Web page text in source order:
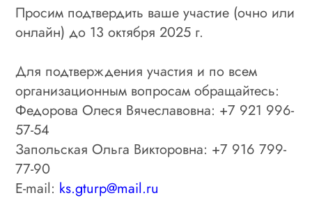
Просим подтвердить ваше участие (очно или
онлайн) до 13 октября 2025 г.
Для подтверждения участия и по всем
организационным вопросам обращайтесь:
Федорова Олеся Вячеславовна: +7 921 996-
57-54
Запольская Ольга Викторовна: +7 916 799-
77-90
E-mail: ks.gturp@mail.ru